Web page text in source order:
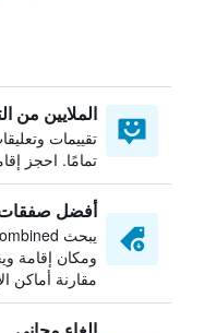
الملايين من
تقييمات
تمامًا. احجز
أفضل صفقات
ومكان إقامة
مقارنة أماكن